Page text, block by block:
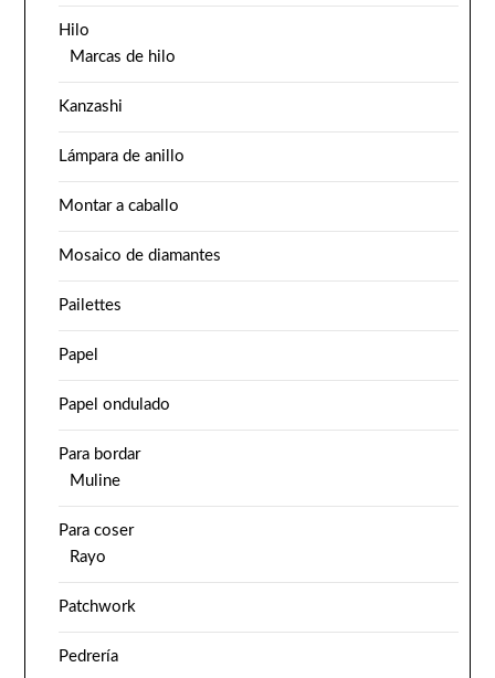
Hilo
Marcas de hilo
Kanzashi
Lámpara de anillo
Montar a caballo
Mosaico de diamantes
Pailettes
Papel
Papel ondulado
Para bordar
Muline
Para coser
Rayo
Patchwork
Pedrería